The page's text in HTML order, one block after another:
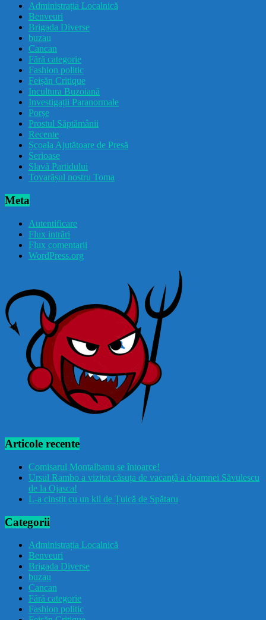
Administrația Localnică
Benveuri
Brigada Diverse
buzau
Cancan
Fără categorie
Fashion politic
Feișăn Critique
Incultura Buzoiană
Investigații Paranormale
Porșe
Prostul Săptămânii
Recente
Școala Ajutătoare de Presă
Serioase
Slavă Partidului
Tovarășul nostru Toma
Meta
Autentificare
Flux intrări
Flux comentarii
WordPress.org
Articole recente
Comisarul Montalbanu se întoarce!
Ursul Rambo a vizitat căsuța de vacanță a doamnei Săvulescu
de la Ojasca!
L-a cinstit cu un kil de Țuică de Spătaru
Categorii
Administrația Localnică
Benveuri
Brigada Diverse
buzau
Cancan
Fără categorie
Fashion politic